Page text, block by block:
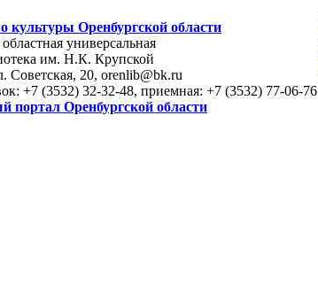
культуры Оренбургской области
универсальная
им. Н.К. Крупской
Советская, 20, orenlib@bk.ru
+7 (3532) 32-32-48, приемная: +7 (3532) 77-06-76
портал Оренбургской области